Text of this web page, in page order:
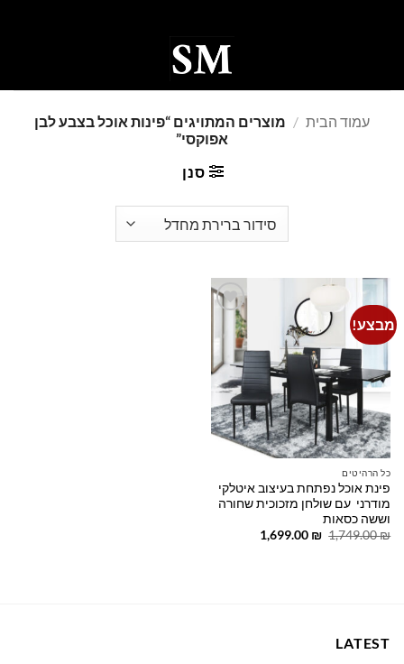
עמוד הבית / מוצרים המתויגים “פינות אוכל בצבע לבן
אפוקסי”
סנן
מבצע!
Add to
wishlist
כל הרהיטים
פינת אוכל נפתחת בעיצוב איטלקי
מודרני עם שולחן מזכוכית שחורה
וששה כסאות
1,749.00₪
המחיר
1,699.00 ₪
המחיר
LATEST